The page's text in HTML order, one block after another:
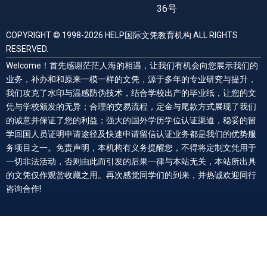
36号
COPYRIGHT © 1998-2026 HELP国际文凭教育机构 ALL RIGHTS
RESERVED.
Welcome！首先感谢茫茫人海的相遇，让我们有机会向您展示我们的
业务，补办和和原来一模一样的文凭，源于多年的专业研究与提升，
我们攻克了水印与温感防伪技术，结合学校出产的毕业纸，让您的文
凭与学校颁发的无异；合理的交易流程，定金与尾款方式展现了我们
的诚意并保证了您的利益；强大的国外学历学位认证渠道，稳妥的留
学回国人员证明申请途径及快速申请留信认证业务都是我们的优势服
务项目之一。免责声明，本机构有义务提醒您，不得将定制文凭用于
一切非法活动，否则由此而引发的后果一律与本站无关，本站所出具
的文凭仅作观赏收藏之用。再次感觉同学们的到来，并热诚欢迎同行
咨询合作!